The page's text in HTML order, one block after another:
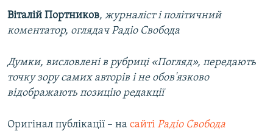
Віталій Портников, журналіст і політичний
коментатор, оглядач Радіо Свобода
Думки, висловлені в рубриці «Погляд», передають
точку зору самих авторів і не обов'язково
відображають позицію редакції
Оригінал публікації – на сайті Радіо Свобода